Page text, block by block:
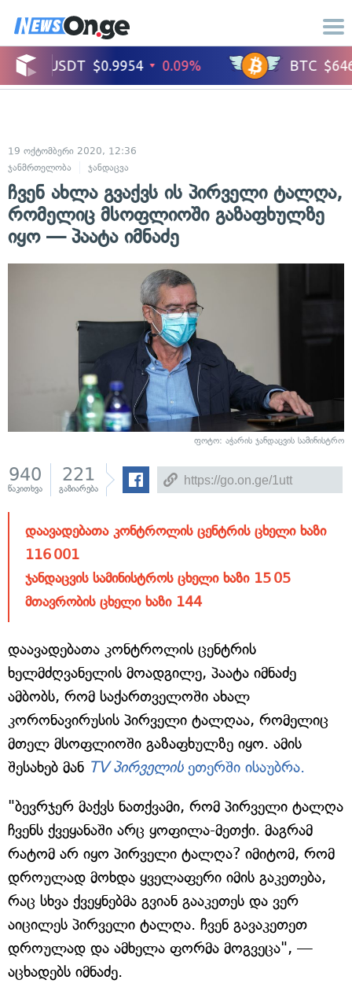
19 ოქტომბერი 2020, 12:36
ჯანმრთელობა
ჯანდაცვა
ჩვენ ახლა გვაქვს ის პირველი ტალღა,
რომელიც მსოფლიოში გაზაფხულზე
იყო — პაატა იმნაძე
ფოტო: აჭარის ჯანდაცვის სამინისტრო
940
წაკითხვა
221
გაზიარება
დაავადებათა კონტროლის ცენტრის ცხელი ხაზი
116 001
ჯანდაცვის სამინისტროს ცხელი ხაზი 15 05
მთავრობის ცხელი ხაზი 144
დაავადებათა კონტროლის ცენტრის
ხელმძღვანელის მოადგილე, პაატა იმნაძე
ამბობს, რომ საქართველოში ახალ
კორონავირუსის პირველი ტალღაა, რომელიც
მთელ მსოფლიოში გაზაფხულზე იყო. ამის
შესახებ მან TV პირველის ეთერში ისაუბრა.
"ბევრჯერ მაქვს ნათქვამი, რომ პირველი ტალღა
ჩვენს ქვეყანაში არც ყოფილა-მეთქი. მაგრამ
რატომ არ იყო პირველი ტალღა? იმიტომ, რომ
დროულად მოხდა ყველაფერი იმის გაკეთება,
რაც სხვა ქვეყნებმა გვიან გააკეთეს და ვერ
აიცილეს პირველი ტალღა. ჩვენ გავაკეთეთ
დროულად და ამხელა ფორმა მოგვეცა", —
აცხადებს იმნაძე.